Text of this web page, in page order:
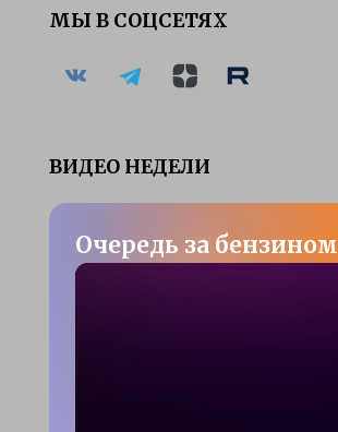
МЫ В СОЦСЕТЯХ
ВИДЕО НЕДЕЛИ
Очередь за бензином